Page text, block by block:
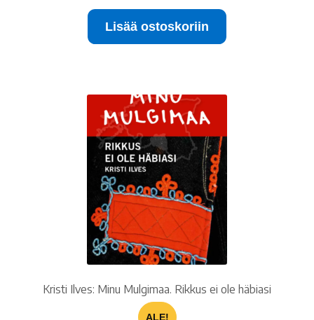
oli:
15.00 €.
on:
Lisää ostoskoriin
Kristi Ilves: Minu Mulgimaa. Rikkus ei ole häbiasi
ALE!